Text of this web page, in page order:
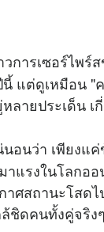
วการเซอร์ไพร์
แต่ดูเหมือน "
ลายประเด็น
นอนว่า เพียงแ
แรงในโลกอ
าศสถานะโสด
ชิดคนทั้งคู่จริง